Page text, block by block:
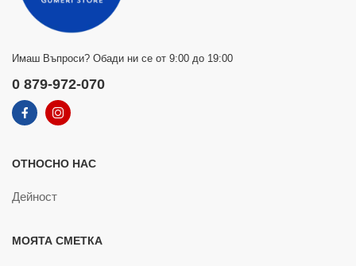
Имаш Въпроси? Обади ни се от 9:00 до 19:00
0 879-972-070
ОТНОСНО НАС
Дейност
МОЯТА СМЕТКА